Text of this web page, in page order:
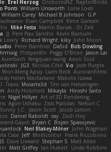
Erel Herzog OroborosNZ RaptorBricks
Ponti William Unsworth Lorie Loeb
William Carey Michael B Johnson
G.P
Evan Campbell Rene Gansen
Mike Festa Martin Banak - Dr Zed
JJ Pere Pau Sancho Kevin Barnum
Lowry Richard Wright kiky John Moon
Peter Baintner Da5id Bob Dowling
f1rstpers0n Peggy O'Brien Jason Lai
Auerbach fengquan wang Aeon Soul
JG3 Nicolas Côté V-o Josh Purple
Won-Meng Apuy Liam Beck AuroranFilms
Helen MacFarlane Makoto Izawa
Travis Moiarte3d Tim van Helsdingen
Andy Hickmott Mikayla
Hiroshi Saito
Nigel Hillyer Art of 3D Rendering
Agon Ushaku Zisis Psalidas Nelson C
J.C. Jason Scott Jacob Larson
Daniel Raboldt ray Zach Hoy
Gayot Bryan C Bojan Spasojevic
Neil Blakey-Milner John Wagman
Case Jeff Modicolitor Frank Riccobono
Dave Liewald Stephan S Matt Allen
Matt Griffey Ian Hubert Linda Robbins